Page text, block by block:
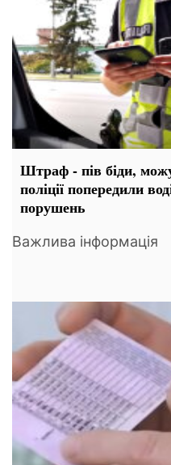
Штраф - пів біди,
поліції попередили
порушень
Важлива інформація